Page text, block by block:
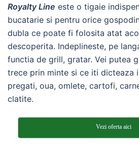
Royalty Line este o tigaie
bucatarie si pentru orice
dubla ce poate fi folosita atat
descoperita. Indeplineste, pe
functia de grill, gratar. Vei putea
trece prin minte si ce iti dicteaza
pregati, oua, omlete, cartofi,
clatite.
Vezi oferta aici